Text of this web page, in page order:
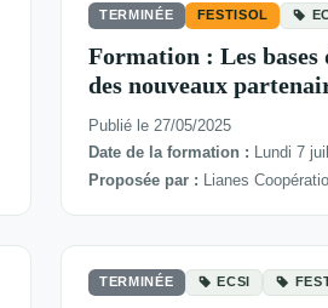
TERMINÉE FESTISOL
Formation : Les
des nouveaux
Publié le 27/05/2025
Date de la formation : Lundi 7
Proposée par : Lianes
TERMINÉE ECSI